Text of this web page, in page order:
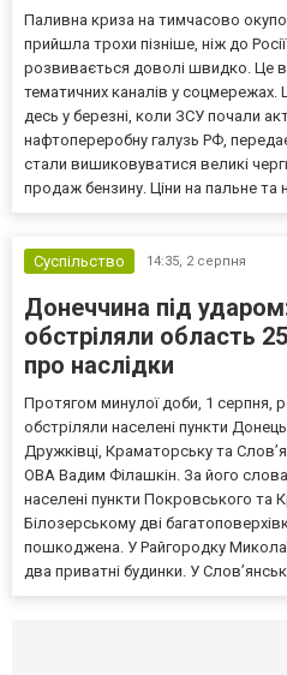
Паливна криза на тимчасово
прийшла трохи пізніше, ніж до
розвивається доволі швидко. Це
тематичних каналів у соцмережах.
десь у березні, коли ЗСУ почали
нафтопереробну галузь РФ,
стали вишиковуватися великі
продаж бензину. Ціни на пальне та
Суспільство 14:35, 2 серпня
Донеччина під
обстріляли область
про наслідки
Протягом минулої доби, 1 серпня,
обстріляли населені пункти
Дружківці, Краматорську та
ОВА Вадим Філашкін. За його
населені пункти Покровського та
Білозерському дві
пошкоджена. У Райгородку
два приватні будинки. У